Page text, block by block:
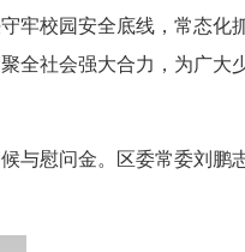
牢校园安全底线，常态化
全社会强大合力，为广大
与慰问金。区委常委刘鹏